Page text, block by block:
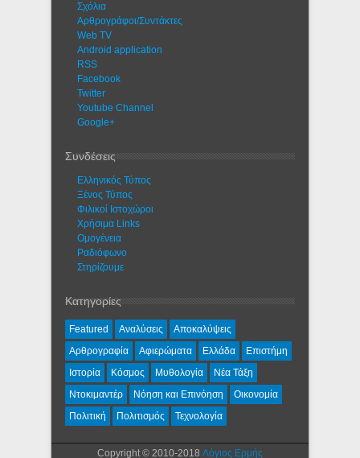
Σχόλια
Αρθρογράφοι/Συντάκτες
Web TV
Android application
RSS
Facebook
Twitter
Youtube Channel
Google+
Συνδέσεις
Ελληνικός Τύπος
Ξένος Τύπος
Φιλικοί Ιστοχώροι
Χρήσιμα Links
Ομογένεια
Ραδιόφωνο
Στηρίζουμε
Κατηγορίες
Featured Αναλύσεις
Αποκαλύψεις
Αρθρογραφία
Αφιερώματα Ελλάδα
Επιστήμη
Ιστορία
Κόσμος Μυθολογία
Νέα Τάξη
Ντοκιμαντέρ
Νόηση και Επινόηση
Οικονομία
Πολιτική
Πολιτισμός Τεχνολογία
Copyright © 2010-2018 Λόγιος Ερμής